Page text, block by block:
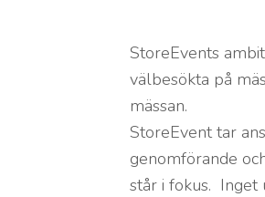
StoreEvents
välbesökta på
mässan.
StoreEvent tar
genomförande
står i fokus.